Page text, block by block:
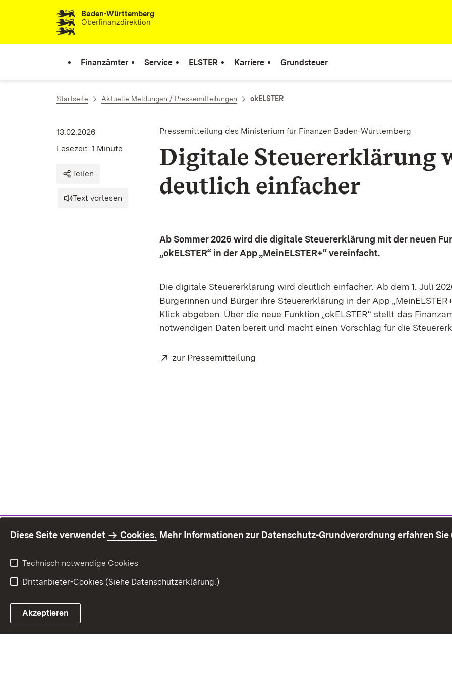
Zum Inhalt springenBaden-Württemberg
Oberfinanzdirektion
Finanzämter Service ELSTER Karriere Grundsteuer
Startseite Aktuelle Meldungen / Pressemitteilungen okELSTER
Pressemitteilung des Ministerium für Finanzen Baden-Württemberg
Digitale Steuererklärung
deutlich einfacher
13.02.2026
Lesezeit: 1 Minute
Teilen
Text vorlesen
Ab Sommer 2026 wird die digitale Steuererklärung mit der neuen
„okELSTER“ in der App „MeinELSTER+“ vereinfacht.
Die digitale Steuererklärung wird deutlich einfacher: Ab dem 1. Juli
Bürgerinnen und Bürger ihre Steuererklärung in der App
Klick abgeben. Über die neue Funktion „okELSTER“ stellt das
notwendigen Daten bereit und macht einen Vorschlag für die
Extern:
zur Pressemitteilung
Diese Seite verwendet Cookies. Mehr Informationen zur Datenschutz-Grundverordnung erfahren Sie
Technisch notwendige Cookies
Drittanbieter-Cookies (Siehe Datenschutzerklärung.)
Akzeptieren